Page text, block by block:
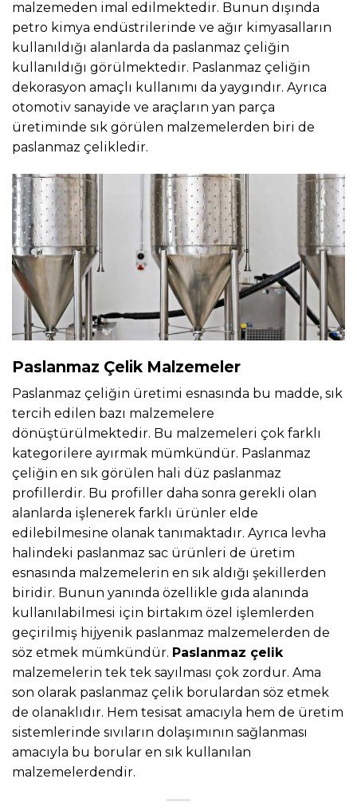
malzemeden imal edilmektedir. Bunun dışında
petro kimya endüstrilerinde ve ağır kimyasalların
kullanıldığı alanlarda da paslanmaz çeliğin
kullanıldığı görülmektedir. Paslanmaz çeliğin
dekorasyon amaçlı kullanımı da yaygındır. Ayrıca
otomotiv sanayide ve araçların yan parça
üretiminde sık görülen malzemelerden biri de
paslanmaz çelikledir.
Paslanmaz Çelik Malzemeler
Paslanmaz çeliğin üretimi esnasında bu madde, sık
tercih edilen bazı malzemelere
dönüştürülmektedir. Bu malzemeleri çok farklı
kategorilere ayırmak mümkündür. Paslanmaz
çeliğin en sık görülen hali düz paslanmaz
profillerdir. Bu profiller daha sonra gerekli olan
alanlarda işlenerek farklı ürünler elde
edilebilmesine olanak tanımaktadır. Ayrıca levha
halindeki paslanmaz sac ürünleri de üretim
esnasında malzemelerin en sık aldığı şekillerden
biridir. Bunun yanında özellikle gıda alanında
kullanılabilmesi için birtakım özel işlemlerden
geçirilmiş hijyenik paslanmaz malzemelerden de
söz etmek mümkündür. Paslanmaz çelik
malzemelerin tek tek sayılması çok zordur. Ama
son olarak paslanmaz çelik borulardan söz etmek
de olanaklıdır. Hem tesisat amacıyla hem de üretim
sistemlerinde sıvıların dolaşımının sağlanması
amacıyla bu borular en sık kullanılan
malzemelerdendir.